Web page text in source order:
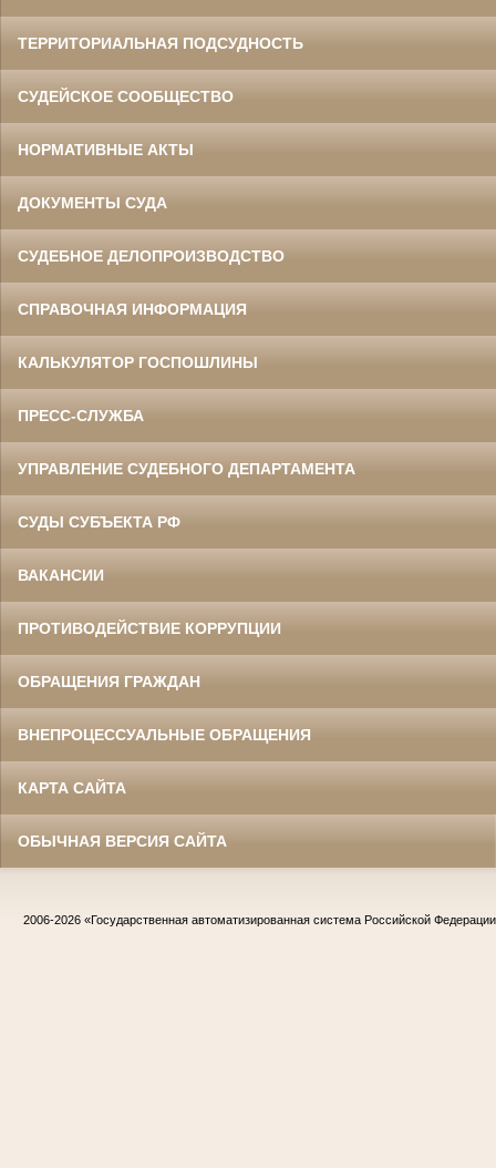
ТЕРРИТОРИАЛЬНАЯ ПОДСУДНОСТЬ
СУДЕЙСКОЕ СООБЩЕСТВО
НОРМАТИВНЫЕ АКТЫ
ДОКУМЕНТЫ СУДА
СУДЕБНОЕ ДЕЛОПРОИЗВОДСТВО
СПРАВОЧНАЯ ИНФОРМАЦИЯ
КАЛЬКУЛЯТОР ГОСПОШЛИНЫ
ПРЕСС-СЛУЖБА
УПРАВЛЕНИЕ СУДЕБНОГО ДЕПАРТАМЕНТА
СУДЫ СУБЪЕКТА РФ
ВАКАНСИИ
ПРОТИВОДЕЙСТВИЕ КОРРУПЦИИ
ОБРАЩЕНИЯ ГРАЖДАН
ВНЕПРОЦЕССУАЛЬНЫЕ ОБРАЩЕНИЯ
КАРТА САЙТА
ОБЫЧНАЯ ВЕРСИЯ САЙТА
2006-2026 «Государственная автоматизированная система Российской